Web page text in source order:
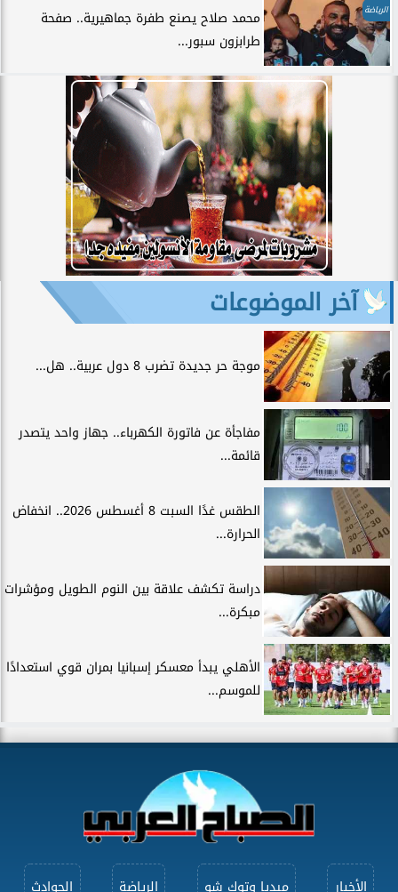
الرياضة
محمد صلاح يصنع طفرة جماهيرية.. صفحة
طرابزون سبور...
آخر الموضوعات
موجة حر جديدة تضرب 8 دول عربية.. هل...
مفاجأة عن فاتورة الكهرباء.. جهاز واحد يتصدر
قائمة...
الطقس غدًا السبت 8 أغسطس 2026.. انخفاض
الحرارة...
دراسة تكشف علاقة بين النوم الطويل ومؤشرات
مبكرة...
الأهلي يبدأ معسكر إسبانيا بمران قوي استعدادًا
للموسم...
الأخبار ميديا وتوك شو الرياضة الحوادث